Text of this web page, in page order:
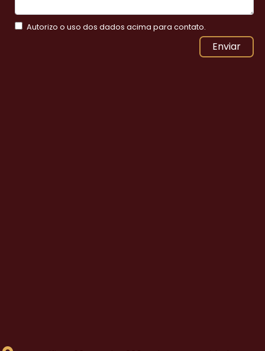
Autorizo o uso dos dados acima para contato.
Enviar